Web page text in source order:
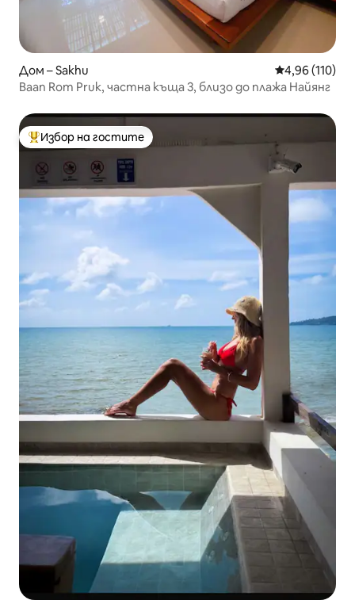
Дом – Sakhu Средна
4,96 (110)
Baan Rom Pruk, частна къща 3, близо до плажа Найянг
Най-популярен избор на гостите
Избор на гостите